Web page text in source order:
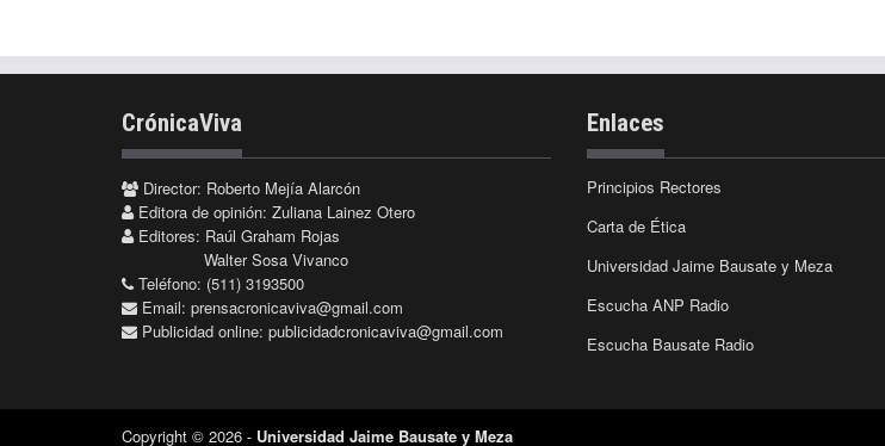
CrónicaViva
Director: Roberto Mejía Alarcón
Editora de opinión: Zuliana Lainez Otero
Editores: Raúl Graham Rojas
Walter Sosa Vivanco
Teléfono: (511) 3193500
Email: prensacronicaviva@gmail.com
Publicidad online: publicidadcronicaviva@gmail.com
Enlaces
Principios Rectores
Carta de Ética
Universidad Jaime Bausate y Meza
Escucha ANP Radio
Escucha Bausate Radio
Copyright © 2026 - Universidad Jaime Bausate y Meza